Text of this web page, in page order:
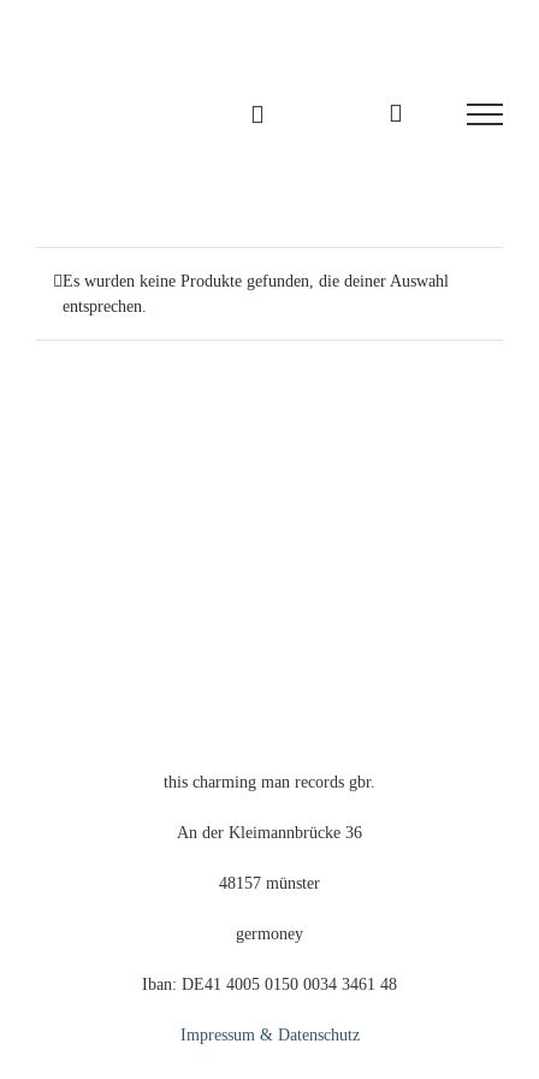
Es wurden keine Produkte gefunden, die deiner Auswahl
entsprechen.
this charming man records gbr.
An der Kleimannbrücke 36
48157 münster
germoney
Iban: DE41 4005 0150 0034 3461 48
Impressum & Datenschutz